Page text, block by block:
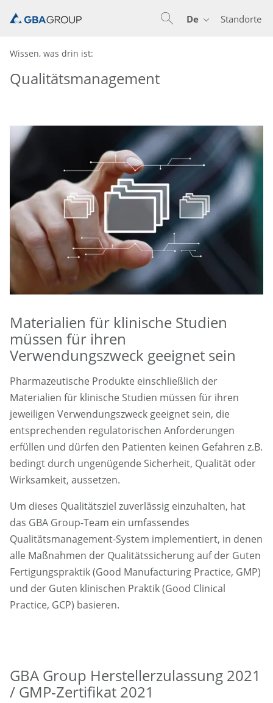
Standorte
De
Wissen, was drin ist:
Qualitätsmanagement
Materialien für klinische Studien
müssen für ihren
Verwendungszweck geeignet sein
Pharmazeutische Produkte einschließlich der
Materialien für klinische Studien müssen für ihren
jeweiligen Verwendungszweck geeignet sein, die
entsprechenden regulatorischen Anforderungen
erfüllen und dürfen den Patienten keinen Gefahren z.B.
bedingt durch ungenügende Sicherheit, Qualität oder
Wirksamkeit, aussetzen.
Um dieses Qualitätsziel zuverlässig einzuhalten, hat
das GBA Group-Team ein umfassendes
Qualitätsmanagement-System implementiert, in denen
alle Maßnahmen der Qualitätssicherung auf der Guten
Fertigungspraktik (Good Manufacturing Practice, GMP)
und der Guten klinischen Praktik (Good Clinical
Practice, GCP) basieren.
GBA Group Herstellerzulassung 2021
/ GMP-Zertifikat 2021